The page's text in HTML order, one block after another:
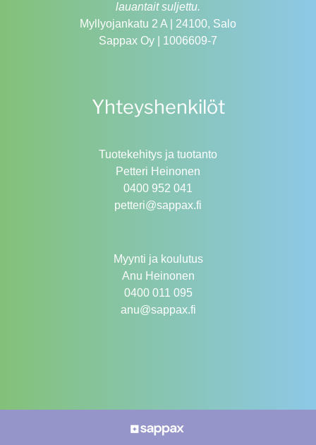
lauantait suljettu.
Myllyojankatu 2 A | 24100, Salo
Sappax Oy | 1006609-7
Yhteyshenkilöt
Tuotekehitys ja tuotanto
Petteri Heinonen
0400 952 041
petteri@sappax.fi
Myynti ja koulutus
Anu Heinonen
0400 011 095
anu@sappax.fi